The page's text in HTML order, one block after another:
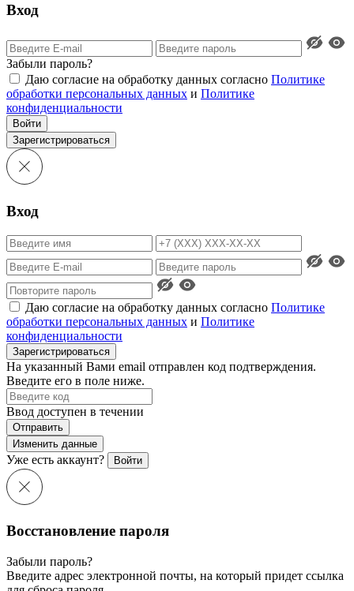
Вход
Забыли пароль?
Даю согласие на обработку данных согласно Политике
обработки персональных данных и Политике
конфиденциальности
Войти
Зарегистрироваться
Вход
Даю согласие на обработку данных согласно Политике
обработки персональных данных и Политике
конфиденциальности
Зарегистрироваться
На указанный Вами email отправлен код подтверждения.
Введите его в поле ниже.
Ввод доступен в течении
Отправить
Изменить данные
Уже есть аккаунт? Войти
Восстановление пароля
Забыли пароль?
Введите адрес электронной почты, на который придет ссылка